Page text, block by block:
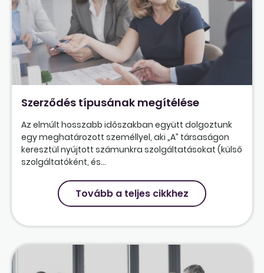
Szerződés típusának megítélése
Az elmúlt hosszabb időszakban együtt dolgoztunk
egy meghatározott személlyel, aki „A” társaságon
keresztül nyújtott számunkra szolgáltatásokat (külső
szolgáltatóként, és...
Tovább a teljes cikkhez